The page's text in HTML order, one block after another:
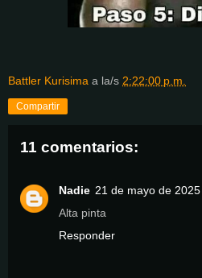
Battler Kurisima a la/s 2:22:00 p.m.
Compartir
11 comentarios:
Nadie 21 de mayo de 2025
Alta pinta
Responder